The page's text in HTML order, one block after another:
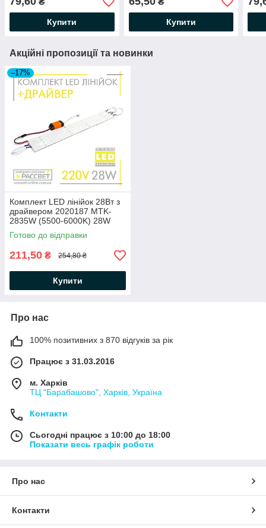
6000К біла холодна
Купити
6000К біла холодна
Купити
Акційні пропозиції та новинки
–17%
Комплект LED лінійок 28Вт з
драйвером 2020187 MTK-
2835W (5500-6000K) 28W
50см для заміни
люмінесцентних ламп
Готово до відправки
211,50 ₴ 254,80 ₴
Купити
Про нас
100% позитивних з 870 відгуків за рік
Працює з 31.03.2016
м. Харків
ТЦ "Барабашово", Харків, Україна
Контакти
Сьогодні працює з 10:00 до 18:00
Показати весь графік роботи
Про нас
Контакти